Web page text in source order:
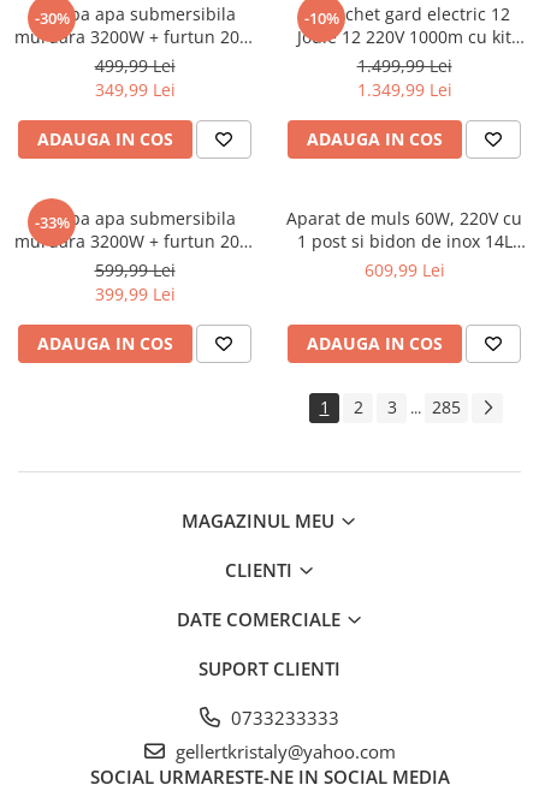
Clesti auto
Compresoare auto
Dulap scule echipat si neechipat
Elevator
Extractoare / Prese
Extras arcuri suspensie
Extras demontat curele
Extras demontat tapiterie pini
conectori
Extras injector supape
Reparat caroserie
Pistol pneumatic
-30%
Pompa apa submersibila
murdara 3200W + furtun 20m
pompieri (CP-5511)
499,99 Lei
349,99 Lei
ADAUGA IN COS
-10%
Kit pachet gard electric 12
Joule 12 220V 1000m cu kit
fotovoltaic panou solar 30W
baterie 12V 12Ah cutie din
inox (BK87633-1000(-30W-
12Ah))
1.499,99 Lei
1.349,99 Lei
ADAUGA IN COS
-33%
Pompa apa submersibila
murdara 3200W + furtun 20m
pompieri (STPW3200+20M)
599,99 Lei
399,99 Lei
ADAUGA IN COS
Aparat de muls 60W, 220V cu
1 post si bidon de inox 14L
pentru capre si oi (DISGM17)
609,99 Lei
ADAUGA IN COS
1 2 3 ... 285
MAGAZINUL MEU
CLIENTI
DATE COMERCIALE
SUPORT CLIENTI
0733233333
gellertkristaly@yahoo.com
SOCIAL URMARESTE-NE IN SOCIAL MEDIA